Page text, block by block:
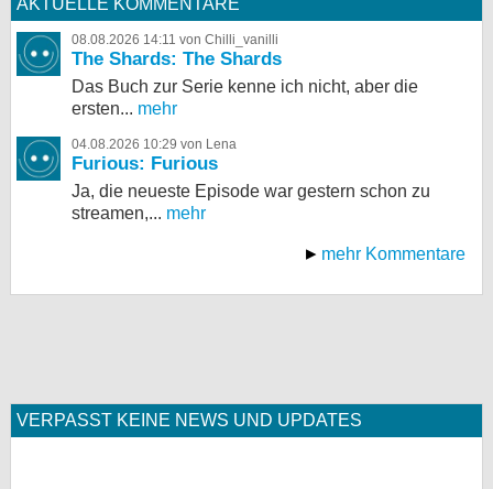
AKTUELLE KOMMENTARE
08.08.2026 14:11 von Chilli_vanilli
The Shards: The Shards
Das Buch zur Serie kenne ich nicht, aber die
ersten... mehr
04.08.2026 10:29 von Lena
Furious: Furious
Ja, die neueste Episode war gestern schon zu
streamen,... mehr
mehr Kommentare
VERPASST KEINE NEWS UND UPDATES